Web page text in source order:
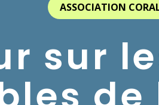
ASSOCIATION
sur